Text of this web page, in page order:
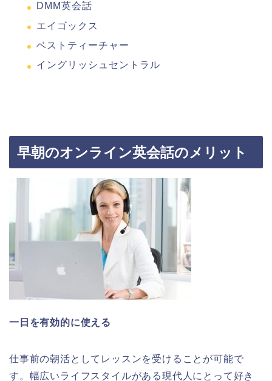
DMM英会話
エイゴックス
ベストティーチャー
イングリッシュセントラル
早朝のオンライン英会話のメリット
一日を有効的に使える
仕事前の朝活としてレッスンを受けることが可能で
す。幅広いライフスタイルがある現代人にとって好き